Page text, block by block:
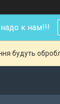
к нам!!!
будуть